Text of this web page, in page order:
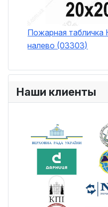
Пожарная табличка
налево (03303)
Наши клиенты